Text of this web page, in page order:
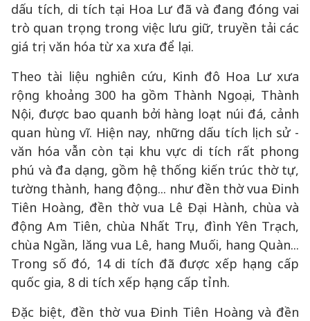
dấu tích, di tích tại Hoa Lư đã và đang đóng vai
trò quan trọng trong việc lưu giữ, truyền tải các
giá trị văn hóa từ xa xưa để lại.
Theo tài liệu nghiên cứu, Kinh đô Hoa Lư xưa
rộng khoảng 300 ha gồm Thành Ngoại, Thành
Nội, được bao quanh bởi hàng loạt núi đá, cảnh
quan hùng vĩ. Hiện nay, những dấu tích lịch sử -
văn hóa vẫn còn tại khu vực di tích rất phong
phú và đa dạng, gồm hệ thống kiến trúc thờ tự,
tường thành, hang động... như đền thờ vua Đinh
Tiên Hoàng, đền thờ vua Lê Đại Hành, chùa và
động Am Tiên, chùa Nhất Trụ, đình Yên Trạch,
chùa Ngần, lăng vua Lê, hang Muối, hang Quàn...
Trong số đó, 14 di tích đã được xếp hạng cấp
quốc gia, 8 di tích xếp hạng cấp tỉnh.
Đặc biệt, đền thờ vua Đinh Tiên Hoàng và đền